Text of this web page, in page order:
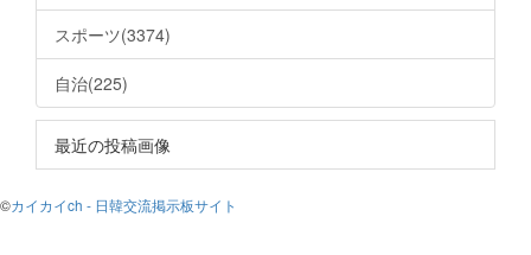
スポーツ(3374)
自治(225)
最近の投稿画像
©カイカイch - 日韓交流掲示板サイト